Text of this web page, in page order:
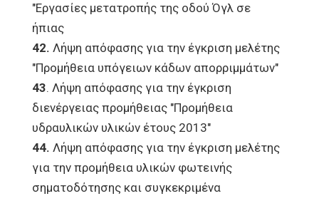
"Εργασίες μετατροπής της οδού Όγλ σε
ήπιας
42. Λήψη απόφασης για την έγκριση μελέτης
"Προμήθεια υπόγειων κάδων απορριμμάτων"
43. Λήψη απόφασης για την έγκριση
διενέργειας προμήθειας "Προμήθεια
υδραυλικών υλικών έτους 2013"
44. Λήψη απόφασης για την έγκριση μελέτης
για την προμήθεια υλικών φωτεινής
σηματοδότησης και συγκεκριμένα